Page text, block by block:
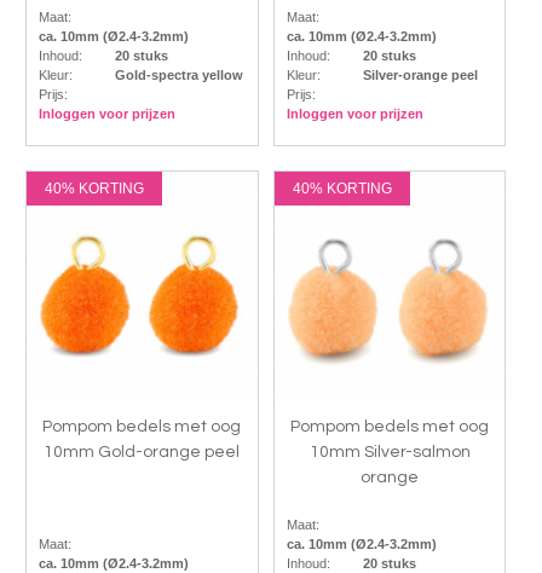
Maat:
ca. 10mm (Ø2.4-3.2mm)
Inhoud:
20 stuks
Kleur:
Gold-spectra yellow
Prijs:
Inloggen voor prijzen
Maat:
ca. 10mm (Ø2.4-3.2mm)
Inhoud:
20 stuks
Kleur:
Silver-orange peel
Prijs:
Inloggen voor prijzen
40% KORTING
Pompom bedels met oog
10mm Gold-orange peel
Maat:
ca. 10mm (Ø2.4-3.2mm)
40% KORTING
Pompom bedels met oog
10mm Silver-salmon
orange
Maat:
ca. 10mm (Ø2.4-3.2mm)
Inhoud:
20 stuks